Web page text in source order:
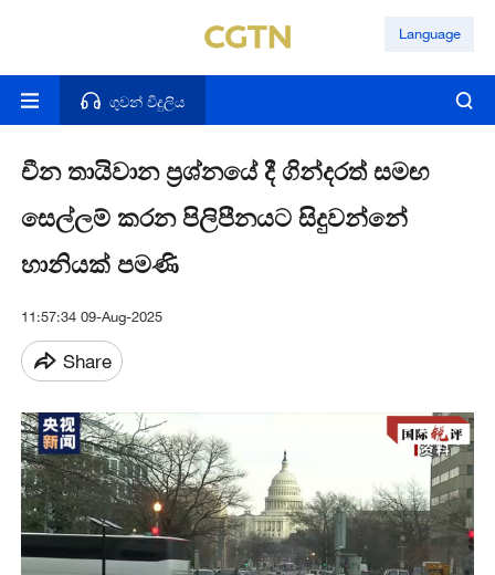
Language
ගුවන් විදුලිය
චීන තායිවාන ප්‍රශ්නයේ දී ගින්දරත් සමඟ
සෙල්ලම් කරන පිලිපීනයට සිදුවන්නේ
හානියක් පමණි
11:57:34 09-Aug-2025
Share